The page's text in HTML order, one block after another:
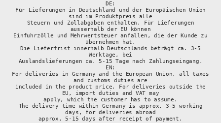
DE:
Für Lieferungen in Deutschland und der Europäischen Union
sind im Produktpreis alle
Steuern und Zollabgaben enthalten. Für Lieferungen
ausserhalb der EU können
Einfuhrzölle und Mehrwertsteuer anfallen, die der Kunde zu
übernehmen hat.
Die Lieferfrist innerhalb Deutschlands beträgt ca. 3-5
Werktage, bei
Auslandslieferungen ca. 5-15 Tage nach Zahlungseingang.
EN:
For deliveries in Germany and the European Union, all taxes
and customs duties are
included in the product price. For deliveries outside the
EU, import duties and VAT may
apply, which the customer has to assume.
The delivery time within Germany is approx. 3-5 working
days, for deliveries abroad
approx. 5-15 days after receipt of payment.